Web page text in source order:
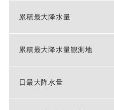
累積最大降水量
累積最大降水量観測地
日最大降水量